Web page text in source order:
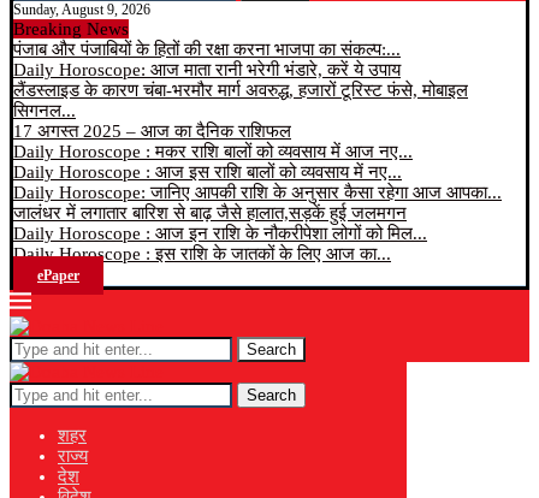
Sunday, August 9, 2026
Breaking News
पंजाब और पंजाबियों के हितों की रक्षा करना भाजपा का संकल्प:...
Daily Horoscope: आज माता रानी भरेगी भंडारे, करें ये उपाय
लैंडस्लाइड के कारण चंबा-भरमौर मार्ग अवरुद्ध, हजारों टूरिस्ट फंसे, मोबाइल
सिगनल...
17 अगस्त 2025 – आज का दैनिक राशिफल
Daily Horoscope : मकर राशि बालों को व्यवसाय में आज नए...
Daily Horoscope : आज इस राशि बालों को व्यवसाय में नए...
Daily Horoscope: जानिए आपकी राशि के अनुसार कैसा रहेगा आज आपका...
जालंधर में लगातार बारिश से बाढ़ जैसे हालात,सड़कें हुई जलमगन
Daily Horoscope : आज इन राशि के नौकरीपेशा लोगों को मिल...
Daily Horoscope : इस राशि के जातकों के लिए आज का...
ePaper
Search
Search
शहर
राज्य
देश